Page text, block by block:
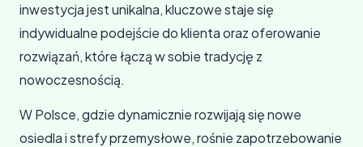
inwestycja jest unikalna, kluczowe staje się
indywidualne podejście do klienta oraz oferowanie
rozwiązań, które łączą w sobie tradycję z
nowoczesnością.
W Polsce, gdzie dynamicznie rozwijają się nowe
osiedla i strefy przemysłowe, rośnie zapotrzebowanie